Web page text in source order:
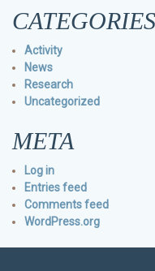
CATEGORIES
Activity
News
Research
Uncategorized
META
Log in
Entries feed
Comments feed
WordPress.org